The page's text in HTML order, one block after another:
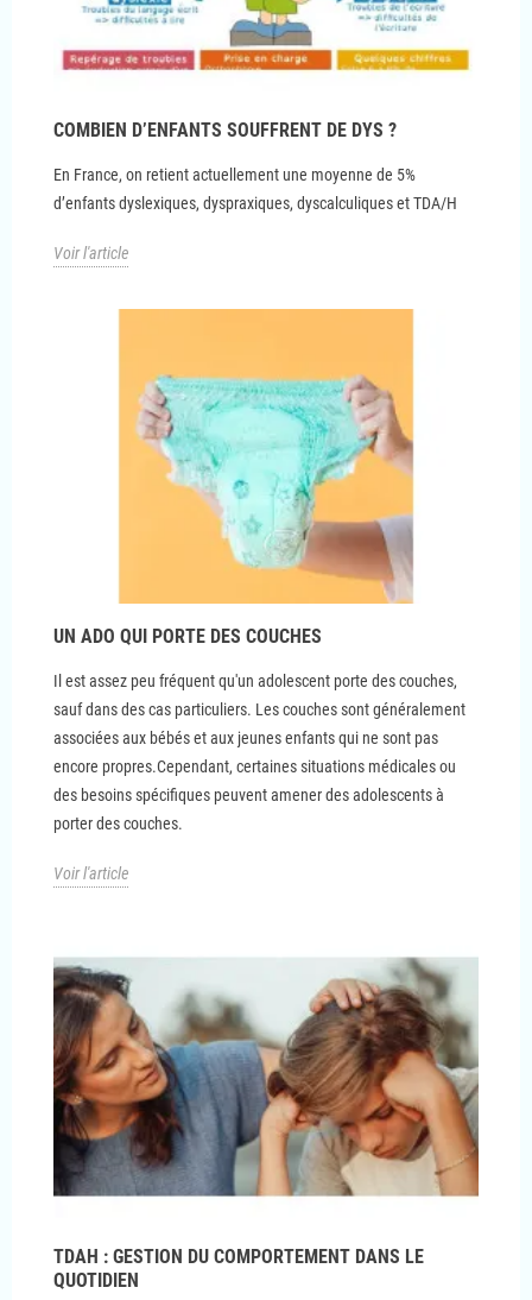
COMBIEN D’ENFANTS SOUFFRENT DE DYS ?
En France, on retient actuellement une moyenne de 5%
d’enfants dyslexiques, dyspraxiques, dyscalculiques et TDA/H
Voir l'article
UN ADO QUI PORTE DES COUCHES
Il est assez peu fréquent qu'un adolescent porte des couches,
sauf dans des cas particuliers. Les couches sont généralement
associées aux bébés et aux jeunes enfants qui ne sont pas
encore propres.Cependant, certaines situations médicales ou
des besoins spécifiques peuvent amener des adolescents à
porter des couches.
Voir l'article
TDAH : GESTION DU COMPORTEMENT DANS LE
QUOTIDIEN